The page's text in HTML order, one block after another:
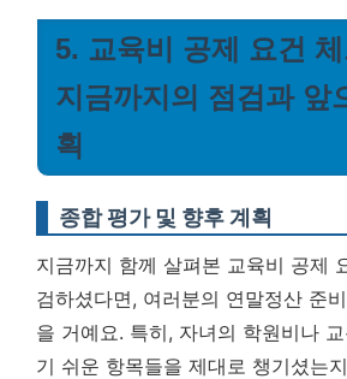
5. 교육비 공제 요건
지금까지의 점검과 앞
획
종합 평가 및 향후 계획
지금까지 함께 살펴본 교육비 공제
검하셨다면, 여러분의 연말정산 준
을 거예요. 특히, 자녀의 학원비나
기 쉬운 항목들을 제대로 챙기셨는